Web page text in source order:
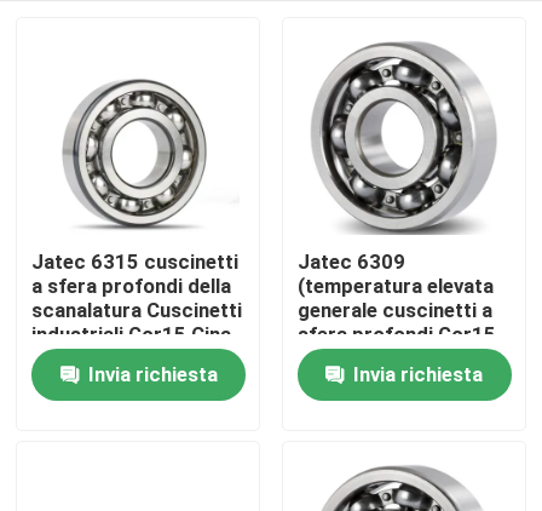
Casa
Prodotti
Jatec 6315 cuscinetti
a sfera profondi della
scanalatura Cuscinetti
industriali Gcr15 Cina
del riduttore
Invia richiesta
Jatec 6309
(temperatura elevata
generale cuscinetti a
sfera profondi Gcr15
45×100×25 della
scanalatura del
motore)
Invia richiesta